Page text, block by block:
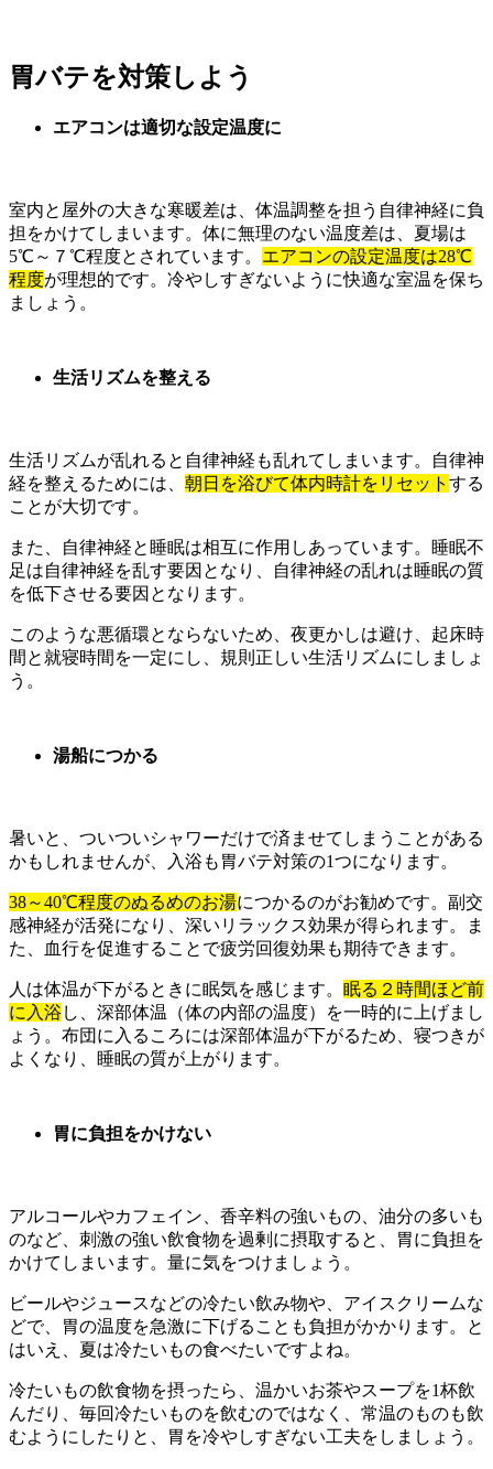
胃バテを対策しよう
エアコンは適切な設定温度に
室内と屋外の大きな寒暖差は、体温調整を担う自律神経に負
担をかけてしまいます。体に無理のない温度差は、夏場は
5℃～７℃程度とされています。 エアコンの設定温度は28℃
程度が理想的です。冷やしすぎないように快適な室温を保ち
ましょう。
生活リズムを整える
生活リズムが乱れると自律神経も乱れてしまいます。自律神
経を整えるためには、 朝日を浴びて体内時計をリセット する
ことが大切です。
また、自律神経と睡眠は相互に作用しあっています。睡眠不
足は自律神経を乱す要因となり、自律神経の乱れは睡眠の質
を低下させる要因となります。
このような悪循環とならないため、夜更かしは避け、起床時
間と就寝時間を一定にし、規則正しい生活リズムにしましょ
う。
湯船につかる
暑いと、ついついシャワーだけで済ませてしまうことがある
かもしれませんが、入浴も胃バテ対策の1つになります。
38～40℃程度のぬるめのお湯につかるのがお勧めです。副交
感神経が活発になり、深いリラックス効果が得られます。ま
た、血行を促進することで疲労回復効果も期待できます。
人は体温が下がるときに眠気を感じます。 眠る２時間ほど前
に入浴 し、深部体温（体の内部の温度）を一時的に上げまし
ょう。布団に入るころには深部体温が下がるため、寝つきが
よくなり、睡眠の質が上がります。
胃に負担をかけない
アルコールやカフェイン、香辛料の強いもの、油分の多いも
のなど、刺激の強い飲食物を過剰に摂取すると、胃に負担を
かけてしまいます。量に気をつけましょう。
ビールやジュースなどの冷たい飲み物や、アイスクリームな
どで、胃の温度を急激に下げることも負担がかかります。と
はいえ、夏は冷たいもの食べたいですよね。
冷たいもの飲食物を摂ったら、温かいお茶やスープを1杯飲
んだり、毎回冷たいものを飲むのではなく、常温のものも飲
むようにしたりと、胃を冷やしすぎない工夫をしましょう。